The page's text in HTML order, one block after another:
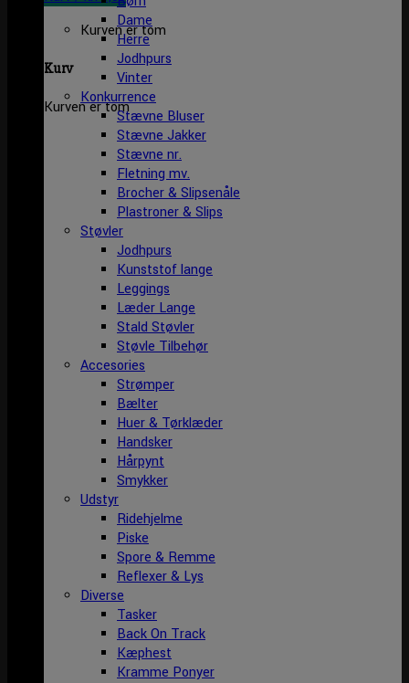
Kurven er tom
Kurv
Kurven er tom
Dame
Herre
Jodhpurs
Vinter
Konkurrence
Stævne Bluser
Stævne Jakker
Stævne nr.
Fletning mv.
Brocher & Slipsenåle
Plastroner & Slips
Støvler
Jodhpurs
Kunststof lange
Leggings
Læder Lange
Stald Støvler
Støvle Tilbehør
Accesories
Strømper
Bælter
Huer & Tørklæder
Handsker
Hårpynt
Smykker
Udstyr
Ridehjelme
Piske
Spore & Remme
Reflexer & Lys
Diverse
Tasker
Back On Track
Kæphest
Kramme Ponyer